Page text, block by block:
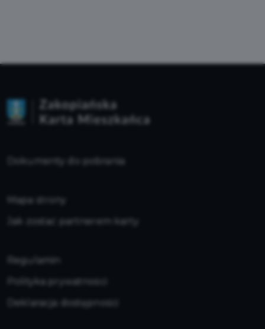
Dokumenty do pobrania
Mapa strony
Jak zostać partnerem karty
Regulamin
Polityka prywatności
Deklaracja dostępności